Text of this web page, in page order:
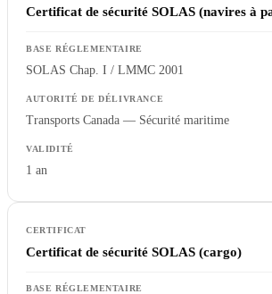
Certificat de sécurité SOLAS (navires à
SOLAS Chap. I / LMMC 2001
Transports Canada — Sécurité maritime
1 an
Certificat de sécurité SOLAS (cargo)